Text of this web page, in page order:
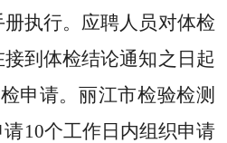
册执行。应聘人员对体检
到体检结论通知之日起
申请。丽江市检验检测
请10个工作日内组织申请